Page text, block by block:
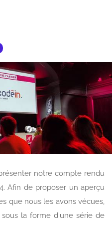
notre compte rendu
Afin de proposer un aperçu
que nous les avons vécues,
la forme d'une série de